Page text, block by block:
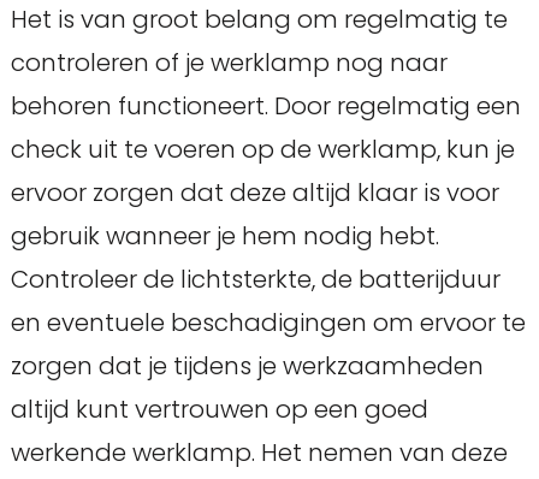
Het is van groot belang om regelmatig te
controleren of je werklamp nog naar
behoren functioneert. Door regelmatig een
check uit te voeren op de werklamp, kun je
ervoor zorgen dat deze altijd klaar is voor
gebruik wanneer je hem nodig hebt.
Controleer de lichtsterkte, de batterijduur
en eventuele beschadigingen om ervoor te
zorgen dat je tijdens je werkzaamheden
altijd kunt vertrouwen op een goed
werkende werklamp. Het nemen van deze